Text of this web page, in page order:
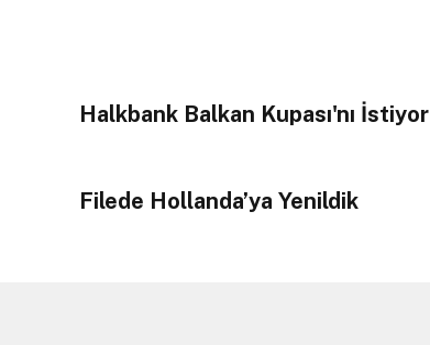
Halkbank Balkan Kupası'nı İstiyor
Filede Hollanda’ya Yenildik